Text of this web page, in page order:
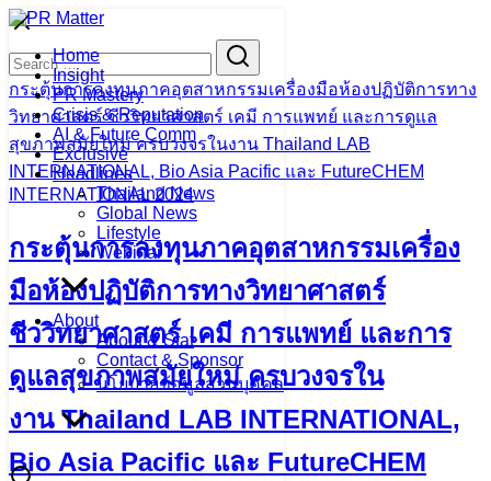
Skip
contentHome
Insight
PR Mastery
Crisis & Reputation
AI & Future Comm
Exclusive
Headlines
Thailand News
Global News
Lifestyle
Webinar
About
About & Stat
Contact & Sponsor
นโยบายข้อมูลส่วนบุคคล
Search
for:
กระตุ้นการลงทุนภาคอุตสาหกรรมเครื่องมือห้องปฏิบัติการทาง
วิทยาศาสตร์ ชีววิทยาศาสตร์ เคมี การแพทย์ และการดูแล
สุขภาพสมัยใหม่ ครบวงจรในงาน Thailand LAB
INTERNATIONAL, Bio Asia Pacific และ FutureCHEM
INTERNATIONAL 2024
กระตุ้นการลงทุนภาคอุตสาหกรรมเครื่อง
มือห้องปฏิบัติการทางวิทยาศาสตร์
ชีววิทยาศาสตร์ เคมี การแพทย์ และการ
ดูแลสุขภาพสมัยใหม่ ครบวงจรใน
งาน Thailand LAB INTERNATIONAL,
Bio Asia Pacific และ FutureCHEM